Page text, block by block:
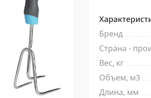
Бренд
Страна -
Вес, кг
Объем, м3
Длина, мм